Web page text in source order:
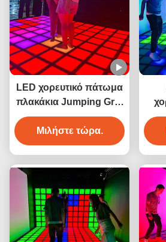
LED χορευτικό πάτωμα
πλακάκια Jumping Grid
Διαδραστικό παιχνίδι
Super Grid
Μιλήστε τώρα.